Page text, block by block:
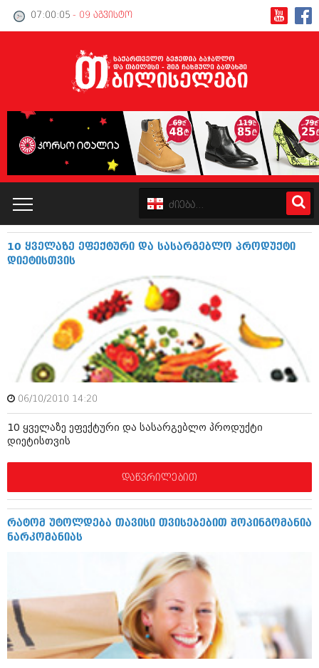
07:00:06 - 09 აგვისტო
ინტერვიუები
ამბები
საზოგადოება
მოდი, ვილაპარაკოთ
მოდა + დიზაინი
რელიგია
სპორტი
კადრს მიღმა
კულინარია
კატალოგი
ინტერვიუები
ამბები
საზოგადოება
მოდი, ვილაპარაკოთ
მოდა + დიზაინი
სპორტი
კადრს მიღმა
ავტორჩევები
ბელადები
ბიზნესსიახლეები
10 ყველაზე ეფექტური და სასარგებლო პროდუქტი
დიეტისთვის
06/10/2010 14:20
10 ყველაზე ეფექტური და სასარგებლო პროდუქტი
დიეტისთვის
დაწვრილებით
რატომ უტოლდება თავისი თვისებებით შოპინგომანია
ნარკომანიას